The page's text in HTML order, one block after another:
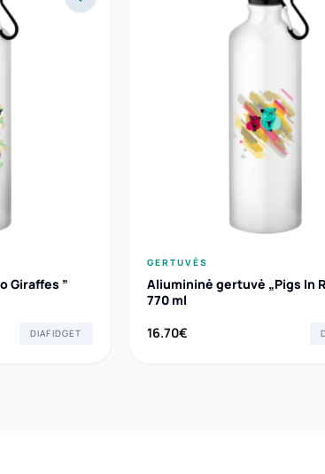
Giraffes ”
DIAFIDGET
GERTUVĖS
Aliumininė gertuvė „Pigs In
770 ml
16.70€